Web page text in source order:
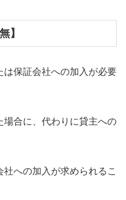
】
保証会社への加入が必要
場合に、代わりに貸主への
への加入が求められるこ